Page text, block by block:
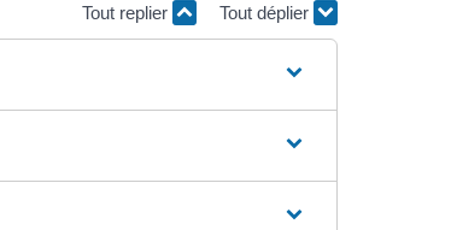
Tout replier Tout déplier